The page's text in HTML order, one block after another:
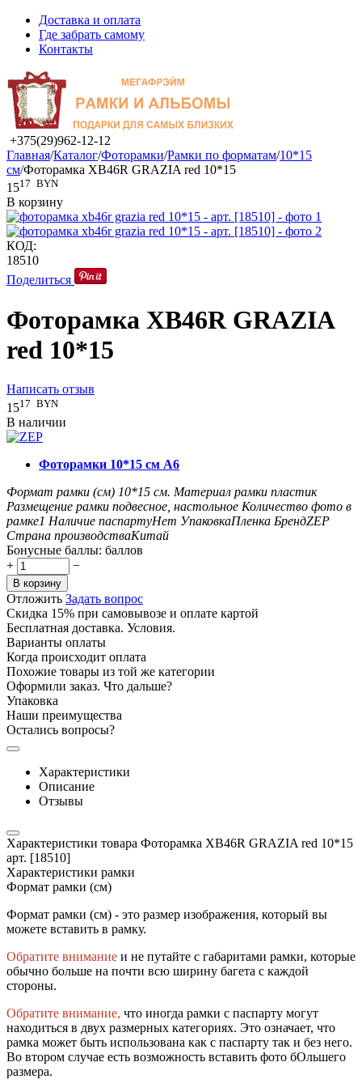
Доставка и оплата
Где забрать самому
Контакты
+375(29)962-12-12
Главная/Каталог/Фоторамки/Рамки по форматам/10*15
см/Фоторамка XB46R GRAZIA red 10*15
1517 BYN
В корзину
КОД:
18510
Поделиться
Фоторамка XB46R GRAZIA
red 10*15
Написать отзыв
1517 BYN
В наличии
Фоторамки 10*15 см А6
Формат рамки (см) 10*15 см. Материал рамки пластик
Размещение рамки подвесное, настольное Количество фото в
рамке1 Наличие паспартуНет УпаковкаПленка БрендZEP
Страна производстваКитай
Бонусные баллы: баллов
+
−
В корзину
Отложить Задать вопрос
Скидка 15% при самовывозе и оплате картой
Бесплатная доставка. Условия.
Варианты оплаты
Когда происходит оплата
Похожие товары из той же категории
Оформили заказ. Что дальше?
Упаковка
Наши преимущества
Остались вопросы?
Характеристики
Описание
Отзывы
Характеристики товара Фоторамка XB46R GRAZIA red 10*15
арт. [18510]
Характеристики рамки
Формат рамки (см)
Формат рамки (см) - это размер изображения, который вы
можете вставить в рамку.
Обратите внимание и не путайте с габаритами рамки, которые
обычно больше на почти всю ширину багета с каждой
стороны.
Обратите внимание, что иногда рамки с паспарту могут
находиться в двух размерных категориях. Это означает, что
рамка может быть использована как с паспарту так и без него.
Во втором случае есть возможность вставить фото бОльшего
размера.